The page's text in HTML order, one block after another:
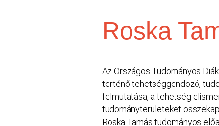
Roska
Az Országos Tudományos
történő tehetséggondozó,
felmutatása, a tehetség
tudományterületeket
Roska Tamás tudományos